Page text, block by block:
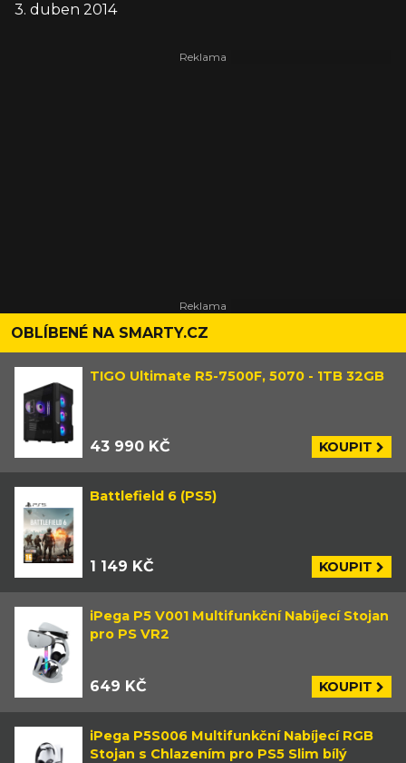
3. duben 2014
OBLÍBENÉ NA SMARTY.CZ
TIGO Ultimate R5-7500F, 5070 - 1TB 32GB
43 990 KČ KOUPIT
Battlefield 6 (PS5)
1 149 KČ KOUPIT
iPega P5 V001 Multifunkční Nabíjecí Stojan
pro PS VR2
649 KČ KOUPIT
iPega P5S006 Multifunkční Nabíjecí RGB
Stojan s Chlazením pro PS5 Slim bílý